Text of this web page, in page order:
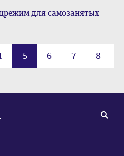
для самозанятых
5 6 7 8